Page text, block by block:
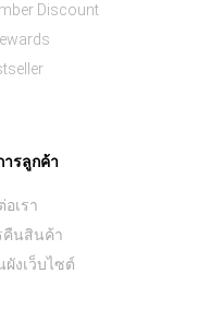
Discount
ารลูกค้า
อเรา
คืนสินค้า
ผังเว็บไซต์